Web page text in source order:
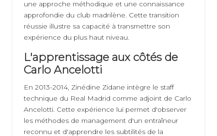
une approche méthodique et une connaissance
approfondie du club madrilène. Cette transition
réussie illustre sa capacité à transmettre son
expérience du plus haut niveau.
L'apprentissage aux côtés de
Carlo Ancelotti
En 2013-2014, Zinédine Zidane intègre le staff
technique du Real Madrid comme adjoint de Carlo
Ancelotti. Cette expérience lui permet d'observer
les méthodes de management d'un entraîneur
reconnu et d'apprendre les subtilités de la